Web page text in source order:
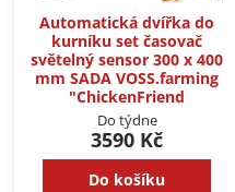
Automatická dvířka do
kurníku set časovač
světelný sensor 300 x 400
mm SADA VOSS.farming
"ChickenFriend
Do týdne
3590 Kč
Do košíku